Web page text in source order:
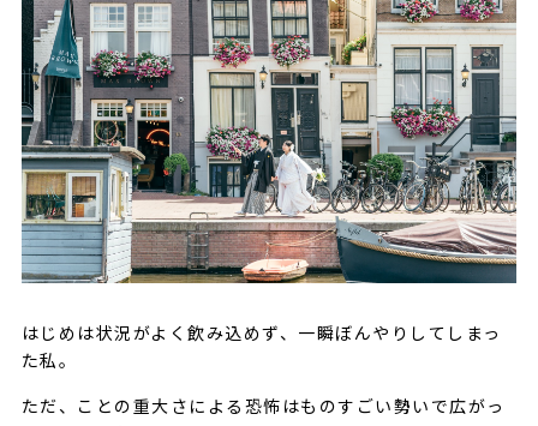
はじめは状況がよく飲み込めず、一瞬ぼんやりしてしまっ
た私。
ただ、ことの重大さによる恐怖はものすごい勢いで広がっ